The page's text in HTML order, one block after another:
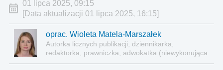
01 lipca 2025, 09:15
[Data aktualizacji 01 lipca 2025, 16:15]
oprac. Wioleta Matela-Marszałek
Autorka licznych publikacji, dziennikarka,
redaktorka, prawniczka, adwokatka (niewykonująca